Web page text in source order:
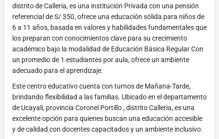
distrito de Calleria, es una institución Privada con una pensión
referencial de S/ 350, ofrece una educación sólida para niños de
6 a 11 años, basada en valores y habilidades fundamentales que
los preparan con conocimientos clave para su crecimiento
académico bajo la modalidad de Educación Básica Regular Con
un promedio de 1 estudiantes por aula, ofrece un ambiente
adecuado para el aprendizaje.
Este centro educativo cuenta con turnos de Mañana-Tarde,
brindando flexibilidad a las familias. Ubicado en el departamento
de Ucayali, provincia Coronel Portillo , distrito Calleria, es una
excelente opción para quienes buscan una educación accesible
y de calidad con docentes capacitados y un ambiente inclusivo.